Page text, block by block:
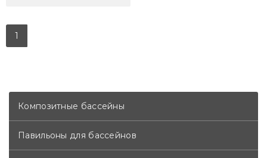
Композитные бассейны
Павильоны для бассейнов
1